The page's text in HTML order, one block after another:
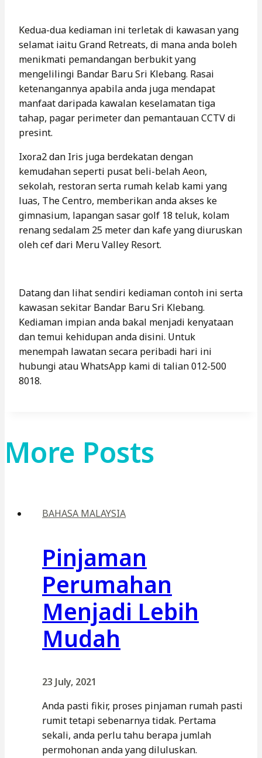
Kedua-dua kediaman ini terletak di kawasan yang
selamat iaitu Grand Retreats, di mana anda boleh
menikmati pemandangan berbukit yang
mengelilingi Bandar Baru Sri Klebang. Rasai
ketenangannya apabila anda juga mendapat
manfaat daripada kawalan keselamatan tiga
tahap, pagar perimeter dan pemantauan CCTV di
presint.
Ixora2 dan Iris juga berdekatan dengan
kemudahan seperti pusat beli-belah Aeon,
sekolah, restoran serta rumah kelab kami yang
luas, The Centro, memberikan anda akses ke
gimnasium, lapangan sasar golf 18 teluk, kolam
renang sedalam 25 meter dan kafe yang diuruskan
oleh cef dari Meru Valley Resort.
Datang dan lihat sendiri kediaman contoh ini serta
kawasan sekitar Bandar Baru Sri Klebang.
Kediaman impian anda bakal menjadi kenyataan
dan temui kehidupan anda disini. Untuk
menempah lawatan secara peribadi hari ini
hubungi atau WhatsApp kami di talian 012-500
8018.
More Posts
BAHASA MALAYSIA
Pinjaman
Perumahan
Menjadi Lebih
Mudah
23 July, 2021
Anda pasti fikir, proses pinjaman rumah pasti
rumit tetapi sebenarnya tidak. Pertama
sekali, anda perlu tahu berapa jumlah
permohonan anda yang diluluskan.